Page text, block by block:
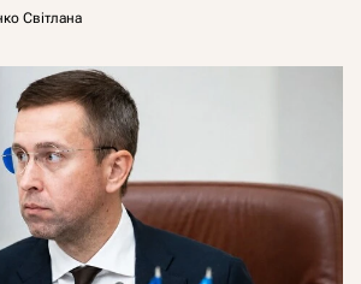
Світлана